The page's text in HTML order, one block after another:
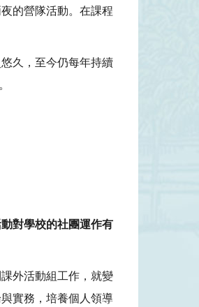
的營隊活動。在課程
久，至今仍每年持續
對學校的社團運作有
外活動組工作，就變
實務，培養個人領導